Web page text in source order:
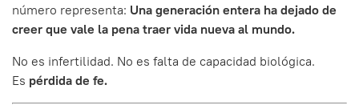
número representa: Una generación entera ha dejado de
creer que vale la pena traer vida nueva al mundo.
No es infertilidad. No es falta de capacidad biológica.
Es pérdida de fe.